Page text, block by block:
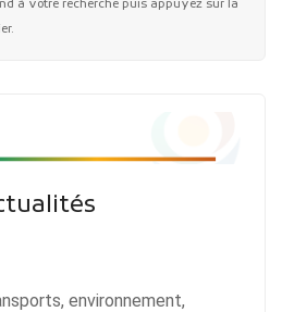
à votre recherche puis appuyez sur la
environnement,